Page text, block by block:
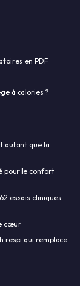
en PDF
à calories ?
autant que la
pour le confort
essais cliniques
cœur
respi qui remplace